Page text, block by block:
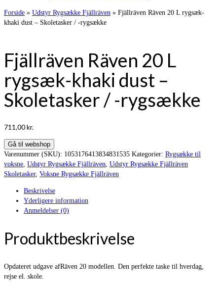
Forside » Udstyr Rygsække Fjällräven » Fjällräven Räven 20 L rygsæk-
khaki dust – Skoletasker / -rygsække
Fjällräven Räven 20 L
rygsæk-khaki dust –
Skoletasker / -rygsække
711,00kr.
Gå til webshop
Varenummer (SKU): 1053176413834831535 Kategorier: Rygsække til
voksne Udstyr Rygsække Fjällräven Udstyr Rygsække Fjällräven
Skoletasker, Voksne Rygsække Fjällräven
Beskrivelse
Yderligere information
Anmeldelser (0)
Produktbeskrivelse
Opdateret udgave afRäven 20 modellen. Den perfekte taske til hverdag,
rejse el. skole.